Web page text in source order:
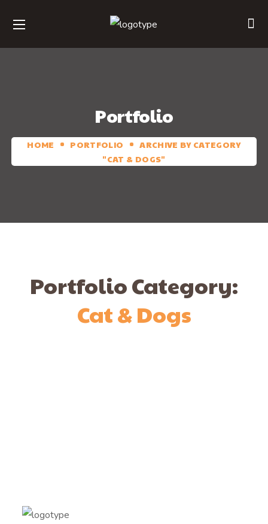
Portfolio
HOME PORTFOLIO
ARCHIVE BY CATEGORY
"CAT & DOGS"
Portfolio Category:
Cat & Dogs